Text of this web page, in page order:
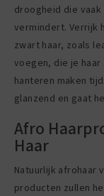
droogheid die
vermindert. Verrijk
zwart haar, zoals
voegen, die je
hanteren maken
glanzend en gaat
Afro
Haar
Natuurlijk afrohaar
producten zullen